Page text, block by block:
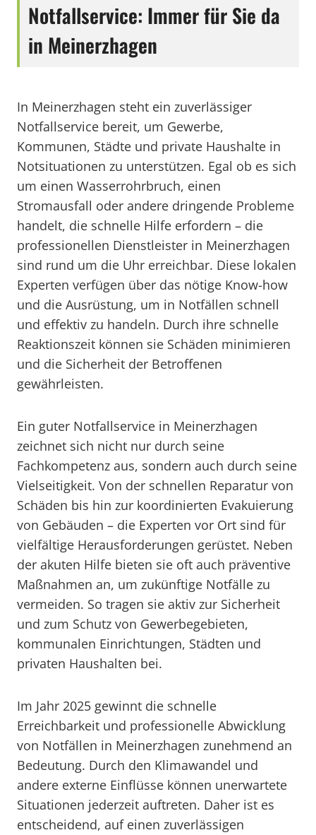
Notfallservice: Immer für Sie da
in Meinerzhagen
In Meinerzhagen steht ein zuverlässiger
Notfallservice bereit, um Gewerbe,
Kommunen, Städte und private Haushalte in
Notsituationen zu unterstützen. Egal ob es sich
um einen Wasserrohrbruch, einen
Stromausfall oder andere dringende Probleme
handelt, die schnelle Hilfe erfordern – die
professionellen Dienstleister in Meinerzhagen
sind rund um die Uhr erreichbar. Diese lokalen
Experten verfügen über das nötige Know-how
und die Ausrüstung, um in Notfällen schnell
und effektiv zu handeln. Durch ihre schnelle
Reaktionszeit können sie Schäden minimieren
und die Sicherheit der Betroffenen
gewährleisten.
Ein guter Notfallservice in Meinerzhagen
zeichnet sich nicht nur durch seine
Fachkompetenz aus, sondern auch durch seine
Vielseitigkeit. Von der schnellen Reparatur von
Schäden bis hin zur koordinierten Evakuierung
von Gebäuden – die Experten vor Ort sind für
vielfältige Herausforderungen gerüstet. Neben
der akuten Hilfe bieten sie oft auch präventive
Maßnahmen an, um zukünftige Notfälle zu
vermeiden. So tragen sie aktiv zur Sicherheit
und zum Schutz von Gewerbegebieten,
kommunalen Einrichtungen, Städten und
privaten Haushalten bei.
Im Jahr 2025 gewinnt die schnelle
Erreichbarkeit und professionelle Abwicklung
von Notfällen in Meinerzhagen zunehmend an
Bedeutung. Durch den Klimawandel und
andere externe Einflüsse können unerwartete
Situationen jederzeit auftreten. Daher ist es
entscheidend, auf einen zuverlässigen